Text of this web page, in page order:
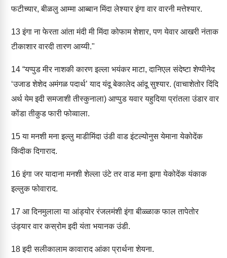
फटीच्यार, बीळलु आम्मा आब्बान मिंदा लेश्यार इंगा वार वारनी मत्तेश्यार.
13इंगा ना फेरता आंता मंदी मी मिंदा कोफाम शेशार, पण येवार आखरी नंताक
टीकाशार वारदी तारण आय्यी."
14 “यप्पुड मीर नाशकी कारण इल्ला भयंकर माटा, दानिएल संदेष्टा शेप्पीनेद
‘उजाड शेशेद अमंगळ पदार्थ’ याद यंदू बेकालेद आंदू सुश्यार. (वाचाशेतोर दिंदि
अर्थ येम इदी समजाशी तीस्कुनाला) आप्पुड यवार यहुदिया प्रांतला उंडार वार
कोंडा तीकुड फारी फोव्वाला.
15या मनशी मना इल्लु माडीमिंदा उंडी वाड इंटल्योनुस येमाना येकोदेंक
किंदीक दिगाराद.
16इंगा जर यादाना मनशी शेल्ला उंटे तर वाड मना झगा येकोदेंक यंकाक
इल्लुक फोवाराद.
17 आ दिनमुलाला या आंड्योर रंजलमंशी इंगा बीळ्ळाक फाल तापेतोर
उंड्यार वार कस्रोम इदी यंता भयानक उंडी.
18इदी सलीकालाम कावाराद आंका प्रार्थना शेयना.